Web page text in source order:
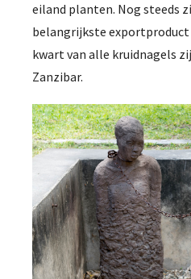
eiland planten. Nog steeds
belangrijkste exportproduct
kwart van alle kruidnagels
Zanzibar.